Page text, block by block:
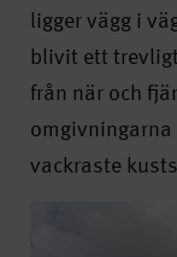
ligger vägg i
blivit ett
från när och
vackraste